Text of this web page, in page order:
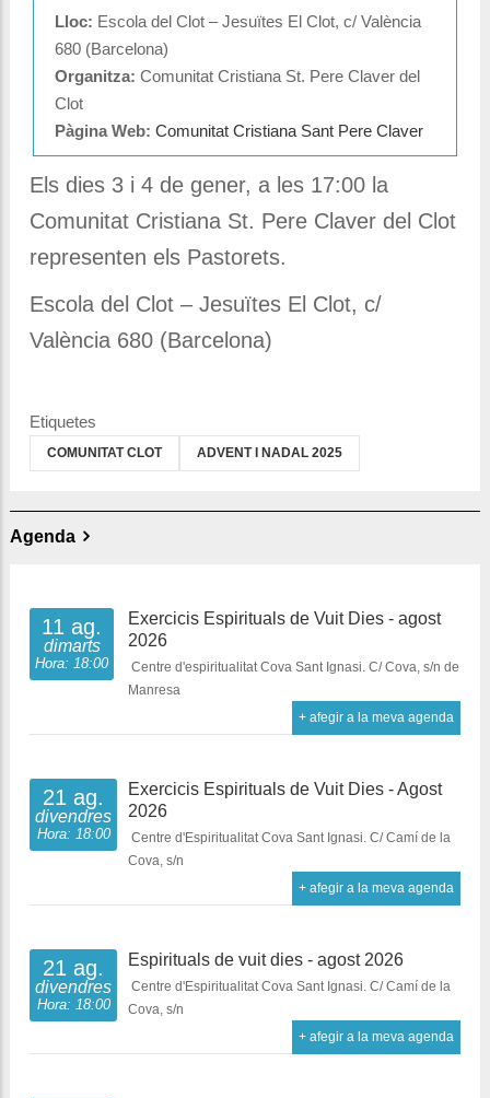
Lloc: Escola del Clot – Jesuïtes El Clot, c/ València
680 (Barcelona)
Organitza: Comunitat Cristiana St. Pere Claver del
Clot
Pàgina Web: Comunitat Cristiana Sant Pere Claver
Els dies 3 i 4 de gener, a les 17:00 la
Comunitat Cristiana St. Pere Claver del Clot
representen els Pastorets.
Escola del Clot – Jesuïtes El Clot, c/
València 680 (Barcelona)
Etiquetes
COMUNITAT CLOT ADVENT I NADAL 2025
Agenda
11 ag.
dimarts
Hora: 18:00
Exercicis Espirituals de Vuit Dies - agost
2026
Centre d'espiritualitat Cova Sant Ignasi. C/ Cova, s/n de
Manresa
+ afegir a la meva agenda
21 ag.
divendres
Hora: 18:00
Exercicis Espirituals de Vuit Dies - Agost
2026
Centre d'Espiritualitat Cova Sant Ignasi. C/ Camí de la
Cova, s/n
+ afegir a la meva agenda
21 ag.
divendres
Hora: 18:00
Espirituals de vuit dies - agost 2026
Centre d'Espiritualitat Cova Sant Ignasi. C/ Camí de la
Cova, s/n
+ afegir a la meva agenda